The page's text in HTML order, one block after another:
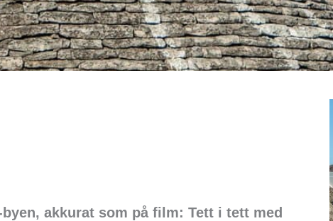
akkurat som på film: Tett i tett med